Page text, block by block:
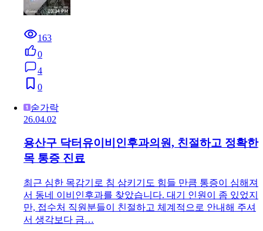
163
0
4
0
숟가락
26.04.02
용산구 닥터유이비인후과의원, 친절하고 정확한
목 통증 진료
최근 심한 목감기로 침 삼키기도 힘들 만큼 통증이 심해져
서 동네 이비인후과를 찾았습니다. 대기 인원이 좀 있었지
만, 접수처 직원분들이 친절하고 체계적으로 안내해 주셔
서 생각보다 금…